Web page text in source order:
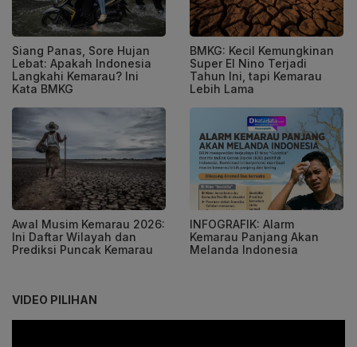
Siang Panas, Sore Hujan
Lebat: Apakah Indonesia
Langkahi Kemarau? Ini
Kata BMKG
BMKG: Kecil Kemungkinan
Super El Nino Terjadi
Tahun Ini, tapi Kemarau
Lebih Lama
Awal Musim Kemarau 2026:
Ini Daftar Wilayah dan
Prediksi Puncak Kemarau
INFOGRAFIK: Alarm
Kemarau Panjang Akan
Melanda Indonesia
VIDEO PILIHAN